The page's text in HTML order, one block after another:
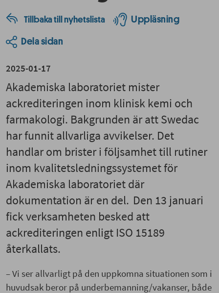
Tillbaka till nyhetslista Uppläsning
Dela sidan
2025-01-17
Akademiska laboratoriet mister
ackrediteringen inom klinisk kemi och
farmakologi. Bakgrunden är att Swedac
har funnit allvarliga avvikelser. Det
handlar om brister i följsamhet till rutiner
inom kvalitetsledningssystemet för
Akademiska laboratoriet där
dokumentation är en del. Den 13 januari
fick verksamheten besked att
ackrediteringen enligt ISO 15189
återkallats.
– Vi ser allvarligt på den uppkomna situationen som i
huvudsak beror på underbemanning/vakanser, både